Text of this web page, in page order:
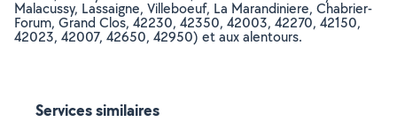
Malacussy, Lassaigne, Villeboeuf, La Marandiniere, Chabrier-
Forum, Grand Clos, 42230, 42350, 42003, 42270, 42150,
42023, 42007, 42650, 42950) et aux alentours.
Services similaires